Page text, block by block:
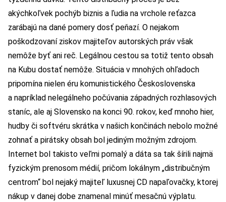
akýchkoľvek pochýb biznis a ľudia na vrchole reťazca
zarábajú na dané pomery dosť peňazí. O nejakom
poškodzovaní ziskov majiteľov autorských práv však
nemôže byť ani reč. Legálnou cestou sa totiž tento obsah
na Kubu dostať nemôže. Situácia v mnohých ohľadoch
pripomína nielen éru komunistického Československa
a napríklad nelegálneho počúvania západných rozhlasových
staníc, ale aj Slovensko na konci 90. rokov, keď mnoho hier,
hudby či softvéru skrátka v našich končinách nebolo možné
zohnať a pirátsky obsah bol jediným možným zdrojom.
Internet bol takisto veľmi pomalý a dáta sa tak šírili najmä
fyzickým prenosom médií, pričom lokálnym „distribučným
centrom“ bol nejaký majiteľ luxusnej CD napaľovačky, ktorej
nákup v danej dobe znamenal minúť mesačnú výplatu.